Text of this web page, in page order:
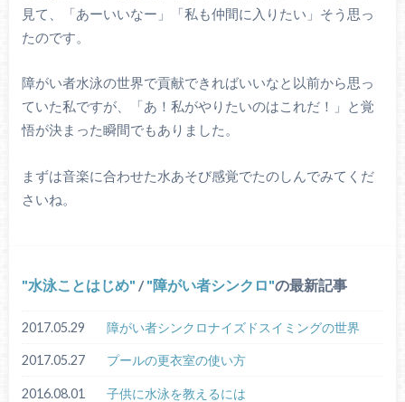
見て、「あーいいなー」「私も仲間に入りたい」そう思っ
たのです。
障がい者水泳の世界で貢献できればいいなと以前から思っ
ていた私ですが、「あ！私がやりたいのはこれだ！」と覚
悟が決まった瞬間でもありました。
まずは音楽に合わせた水あそび感覚でたのしんでみてくだ
さいね。
水泳ことはじめ / 障がい者シンクロ の最新記事
2017.05.29 障がい者シンクロナイズドスイミングの世界
2017.05.27 プールの更衣室の使い方
2016.08.01 子供に水泳を教えるには